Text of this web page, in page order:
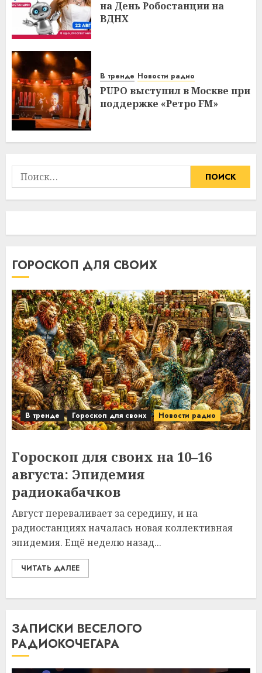
на День Робостанции на
ВДНХ
В тренде Новости радио
PUPO выступил в Москве при
поддержке «Ретро FM»
Найти:
ГОРОСКОП ДЛЯ СВОИХ
В тренде Гороскоп для своих Новости радио
Гороскоп для своих на 10–16
августа: Эпидемия
радиокабачков
Август переваливает за середину, и на
радиостанциях началась новая коллективная
эпидемия. Ещё неделю назад...
ЧИТАТЬ ДАЛЕЕ
ЗАПИСКИ ВЕСЕЛОГО
РАДИОКОЧЕГАРА